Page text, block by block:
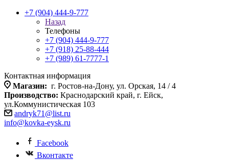
+7 (904) 444-9-777
Назад
Телефоны
+7 (904) 444-9-777
+7 (918) 25-88-444
+7 (989) 61-7777-1
Контактная информация
Магазин: г. Ростов-на-Дону, ул. Орская, 14 / 4
Производство: Краснодарский край, г. Ейск,
ул.Коммунистическая 103
andryk71@list.ru
info@kovka-eysk.ru
Facebook
Вконтакте